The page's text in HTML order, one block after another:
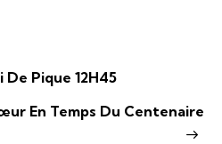
De Pique 12H45
En Temps Du Centenaire